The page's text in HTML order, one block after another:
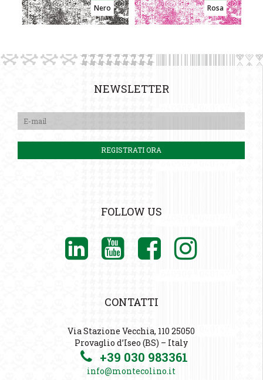
Nero Rosa
NEWSLETTER
FOLLOW US
CONTATTI
Via Stazione Vecchia, 110 25050
Provaglio d’Iseo (BS) – Italy
+39 030 983361
info@montecolino.it